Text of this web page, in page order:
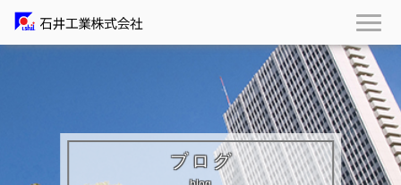
ブログ